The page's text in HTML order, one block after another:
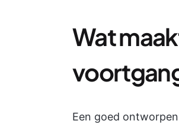
Wat
Een goed